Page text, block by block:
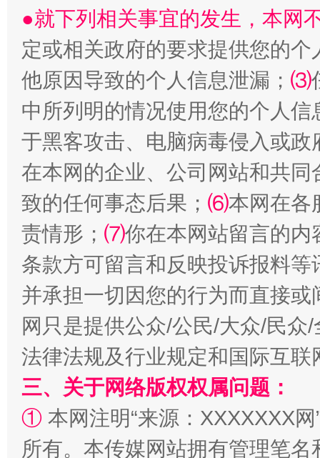
受贿1.44亿！段成刚被判无期 从幼
全民健身五年计划来了！等你上场
●就下列相关事宜的发生，本网
定或相关政府的要求提供您的个
他原因导致的个人信息泄漏； ⑶
中所列明的情况使用您的个人
于黑客攻击、电脑病毒侵入或
在本网的企业、公司网站和共
致的任何事态后果； ⑹本网在各
责情形； ⑺你在本网站留言的内
条款方可留言和反映投诉报料
并承担一切因您的行为而直接
网只是提供公众/公民/大众/民
法律法规及行业规定和国际互
三、关于网络版权权属问题：
① 本网注明“来源：XXXXXXX
所有。本传媒网站拥有管理笔